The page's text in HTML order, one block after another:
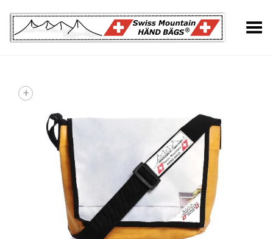
Toggle Menu
+